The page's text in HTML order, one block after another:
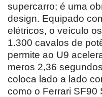
supercarro; é uma
design. Equipado
elétricos, o veículo
1.300 cavalos de
permite ao U9
meros 2,36
coloca lado a lado
como o Ferrari SF90